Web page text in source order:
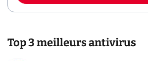
Top 3 meilleurs antivirus